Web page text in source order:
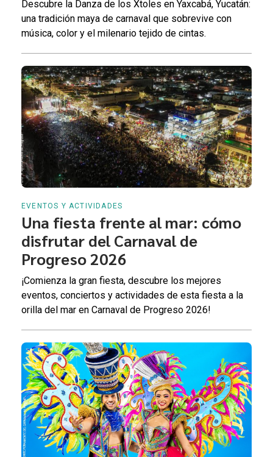
Descubre la Danza de los Xtoles en Yaxcabá, Yucatán:
una tradición maya de carnaval que sobrevive con
música, color y el milenario tejido de cintas.
EVENTOS Y ACTIVIDADES
Una fiesta frente al mar: cómo
disfrutar del Carnaval de
Progreso 2026
¡Comienza la gran fiesta, descubre los mejores
eventos, conciertos y actividades de esta fiesta a la
orilla del mar en Carnaval de Progreso 2026!